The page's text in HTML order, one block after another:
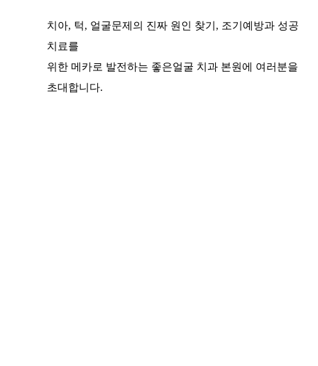
치아, 턱, 얼굴문제의 진짜 원인 찾기, 조기예방과 성공
치료를
위한 메카로 발전하는 좋은얼굴 치과 본원에
여러분을
초대합니다.